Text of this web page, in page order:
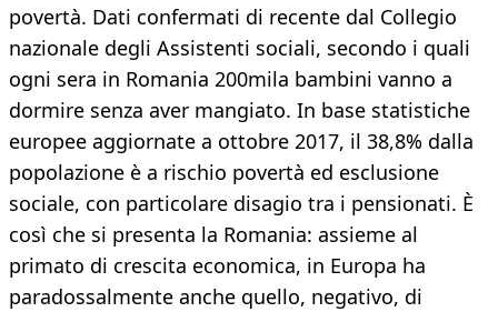
povertà. Dati confermati di recente dal Collegio
nazionale degli Assistenti sociali, secondo i quali
ogni sera in Romania 200mila bambini vanno a
dormire senza aver mangiato. In base statistiche
europee aggiornate a ottobre 2017, il 38,8% dalla
popolazione è a rischio povertà ed esclusione
sociale, con particolare disagio tra i pensionati. È
così che si presenta la Romania: assieme al
primato di crescita economica, in Europa ha
paradossalmente anche quello, negativo, di